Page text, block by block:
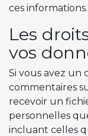
ces informations.
Les
vos
Si vous avez un
commentaires
recevoir un
personnelles
incluant celles